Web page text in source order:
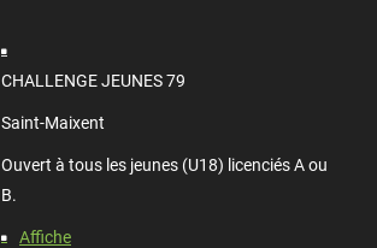
CHALLENGE JEUNES 79
Saint-Maixent
Ouvert à tous les jeunes (U18) licenciés A ou
B.
Affiche